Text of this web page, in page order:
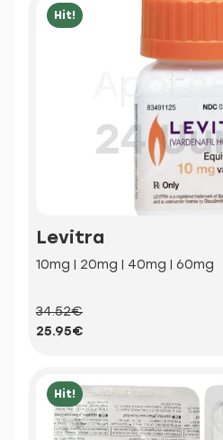
Hit!
Levitra
10mg | 20mg | 40mg | 60mg
34.52€
25.95€
Hit!